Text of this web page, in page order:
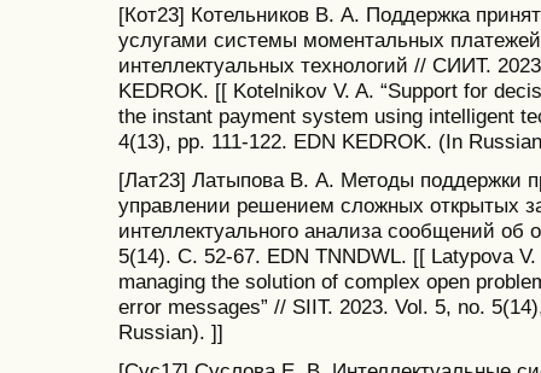
[Кот23] Котельников В. А. Поддержка
услугами системы моментальных
интеллектуальных технологий // СИИТ.
KEDROK. [[ Kotelnikov V. A. “Support for
the instant payment system using intelligent
4(13), pp. 111-122. EDN KEDROK. (In
[Лат23] Латыпова В. А. Методы поддержки
управлении решением сложных открытых
интеллектуального анализа сообщений
5(14). С. 52-67. EDN TNNDWL. [[ Latypova
managing the solution of complex open
error messages” // SIIT. 2023. Vol. 5, no.
Russian). ]]